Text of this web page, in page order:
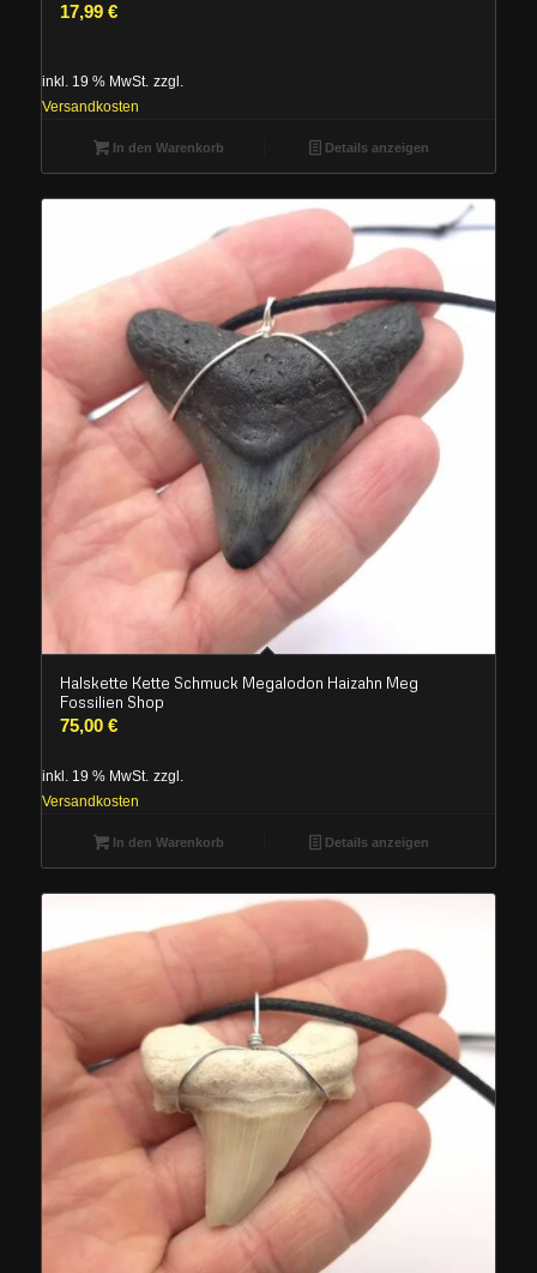
17,99 €
inkl. 19 % MwSt. zzgl.
Versandkosten
In den Warenkorb Details anzeigen
Halskette Kette Schmuck Megalodon Haizahn Meg
Fossilien Shop
75,00 €
inkl. 19 % MwSt. zzgl.
Versandkosten
In den Warenkorb Details anzeigen